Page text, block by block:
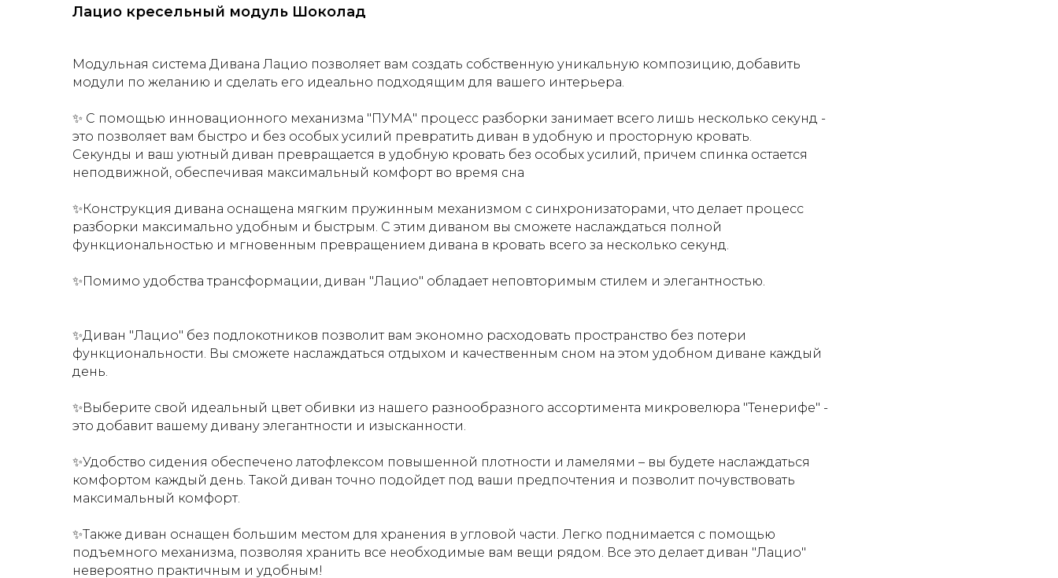
Лацио кресельный модуль Шоколад
Модульная система Дивана Лацио позволяет вам создать собственную уникальную композицию, добавить
модули по желанию и сделать его идеально подходящим для вашего интерьера.
✨ С помощью инновационного механизма "ПУМА" процесс разборки занимает всего лишь несколько секунд -
это позволяет вам быстро и без особых усилий превратить диван в удобную и просторную кровать.
Секунды и ваш уютный диван превращается в удобную кровать без особых усилий, причем спинка остается
неподвижной, обеспечивая максимальный комфорт во время сна
✨Конструкция дивана оснащена мягким пружинным механизмом с синхронизаторами, что делает процесс
разборки максимально удобным и быстрым. С этим диваном вы сможете наслаждаться полной
функциональностью и мгновенным превращением дивана в кровать всего за несколько секунд.
✨Помимо удобства трансформации, диван "Лацио" обладает неповторимым стилем и элегантностью.
✨Диван "Лацио" без подлокотников позволит вам экономно расходовать пространство без потери
функциональности. Вы сможете наслаждаться отдыхом и качественным сном на этом удобном диване каждый
день.
✨Выберите свой идеальный цвет обивки из нашего разнообразного ассортимента микровелюра "Тенерифе" -
это добавит вашему дивану элегантности и изысканности.
✨Удобство сидения обеспечено латофлексом повышенной плотности и ламелями – вы будете наслаждаться
комфортом каждый день. Такой диван точно подойдет под ваши предпочтения и позволит почувствовать
максимальный комфорт.
✨Также диван оснащен большим местом для хранения в угловой части. Легко поднимается с помощью
подъемного механизма, позволяя хранить все необходимые вам вещи рядом. Все это делает диван "Лацио"
невероятно практичным и удобным!